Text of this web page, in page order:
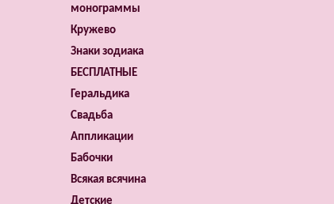
монограммы
Кружево
Знаки зодиака
БЕСПЛАТНЫЕ
Геральдика
Свадьба
Аппликации
Бабочки
Всякая всячина
Детские